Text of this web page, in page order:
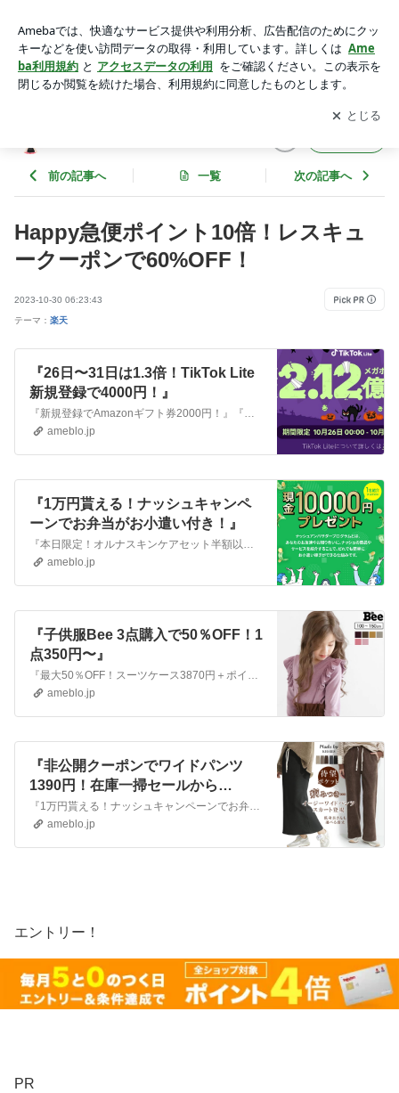
とらこのお得・節約ブログ
アプリをダウンロードして ブログの更新通知
を受け取りまし
ょう。
開く
前の記事へ 一覧 次の記事へ
Happy急便ポイント10倍！レスキュ
ークーポンで60%OFF！
2023-10-30 06:23:43
テーマ： 楽天
『26日〜31日は1.3倍！TikTok Lite
新規登録で4000円！』
『新規登録でAmazonギフト券2000円！』『ワンダフルデー限定福袋！マダムシンコのはしっこ詰め合わせ！』『オルナスキンケア福袋半額以下！』勝ったら倍！ ふ…
ameblo.jp
『1万円貰える！ナッシュキャンペ
ーンでお弁当がお小遣い付き！』
『本日限定！オルナスキンケアセット半額以下！』『裏起毛カットソー3点購入で1点580円！裏起毛パンツ1490円！』『【復活】TikTok Lite新規登録で4…
ameblo.jp
『子供服Bee 3点購入で50％OFF！1
点350円〜』
『最大50％OFF！スーツケース3870円＋ポイント10倍！』『裏起毛カットソー3点購入で1点580円！裏起毛パンツ1490円！』『【復活】TikTok Li…
ameblo.jp
『非公開クーポンでワイドパンツ
1390円！在庫一掃セールから
20％OFF！』
『1万円貰える！ナッシュキャンペーンでお弁当がお小遣い付き！』『29日〜31日は1.3倍！TikTok Lite新規登録で4000円！』『新規登録でAmazo…
ameblo.jp
エントリー！
PR